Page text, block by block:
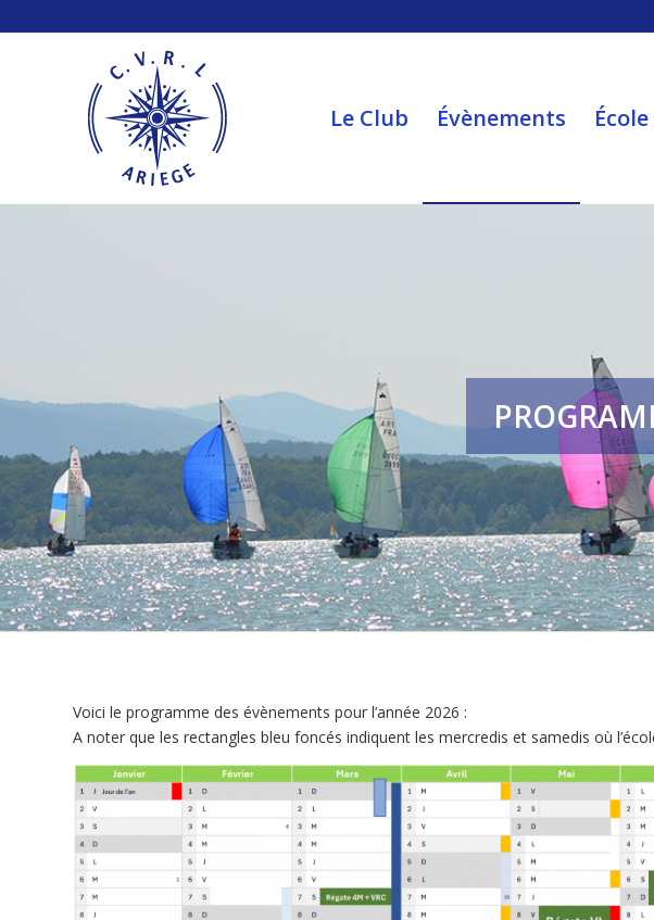
Le Club Évènements
Voici le programme des évènements pour l’année 2026 :
A noter que les rectangles bleu foncés indiquent les mercredis et samedis où